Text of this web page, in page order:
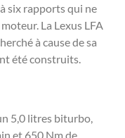
six rapports qui ne
La Lexus LFA
à cause de sa
été construits.
5,0 litres biturbo,
et 650 Nm de